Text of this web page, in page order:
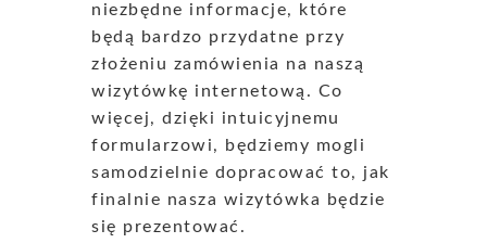
niezbędne informacje, które
będą bardzo przydatne przy
złożeniu zamówienia na naszą
wizytówkę internetową. Co
więcej, dzięki intuicyjnemu
formularzowi, będziemy mogli
samodzielnie dopracować to, jak
finalnie nasza wizytówka będzie
się prezentować.